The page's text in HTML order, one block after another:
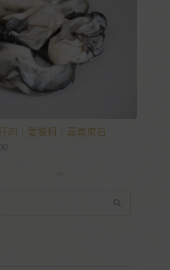
肉｜愛饕蚵｜嘉義東石